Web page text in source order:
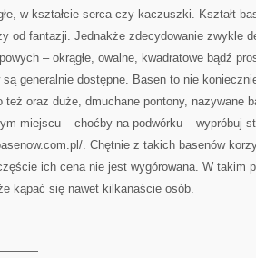
w kształcie serca czy kaczuszki. Kształt
od fantazji. Jednakże zdecydowanie zwykle
– okrągłe, owalne, kwadratowe bądź
są generalnie dostępne. Basen to nie
też oraz duże, dmuchane pontony, nazywane
miejscu – choćby na podwórku – wypróbuj
. Chętnie z takich basenów
ich cena nie jest wygórowana. W takim
kąpać się nawet kilkanaście osób.